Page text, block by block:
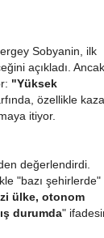
Sobyanin, ilk
açıkladı.
"Yüksek
özellikle kaza
itiyor.
değerlendirdi.
"bazı şehirlerde"
ülke, otonom
durumda"